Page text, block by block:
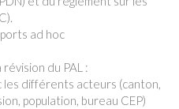
ad hoc
du PAL :
différents acteurs (canton,
population, bureau CEP)